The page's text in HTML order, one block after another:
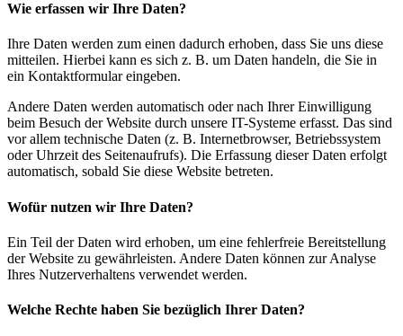
Wie erfassen wir Ihre Daten?
Ihre Daten werden zum einen dadurch erhoben, dass Sie uns diese
mitteilen. Hierbei kann es sich z. B. um Daten handeln, die Sie in
ein Kontaktformular eingeben.
Andere Daten werden automatisch oder nach Ihrer Einwilligung
beim Besuch der Website durch unsere IT-Systeme erfasst. Das sind
vor allem technische Daten (z. B. Internetbrowser, Betriebssystem
oder Uhrzeit des Seitenaufrufs). Die Erfassung dieser Daten erfolgt
automatisch, sobald Sie diese Website betreten.
Wofür nutzen wir Ihre Daten?
Ein Teil der Daten wird erhoben, um eine fehlerfreie Bereitstellung
der Website zu gewährleisten. Andere Daten können zur Analyse
Ihres Nutzerverhaltens verwendet werden.
Welche Rechte haben Sie bezüglich Ihrer Daten?